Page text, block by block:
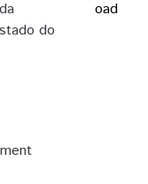
do
oad